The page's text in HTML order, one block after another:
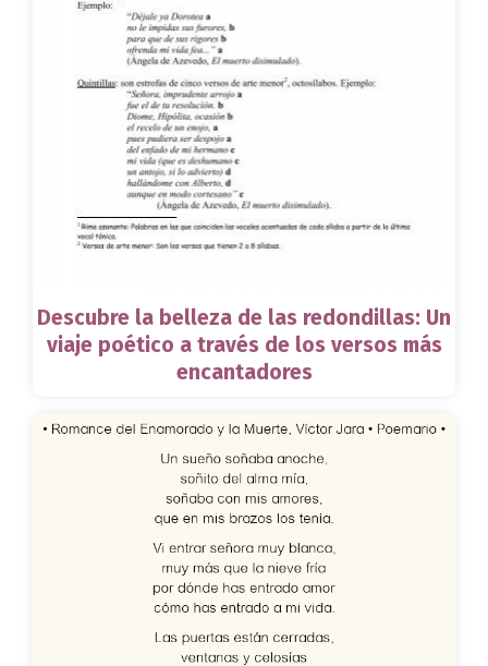
Descubre la belleza de las redondillas: Un
viaje poético a través de los versos más
encantadores